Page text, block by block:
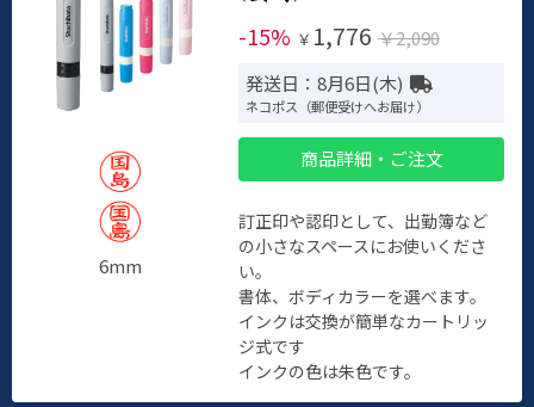
6mm
-15% ￥ 1,776 ￥2,090
発送日：8月6日(木)
ネコポス（郵便受けへお届け）
商品詳細・ご注文
訂正印や認印として、出勤簿など
の小さなスペースにお使いくださ
い。
書体、ボディカラーを選べます。
インクは交換が簡単なカートリッ
ジ式です
インクの色は朱色です。